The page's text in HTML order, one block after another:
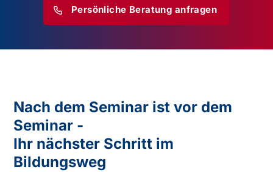
Persönliche Beratung anfragen
Nach dem Seminar ist vor dem
Seminar -
Ihr nächster Schritt im
Bildungsweg